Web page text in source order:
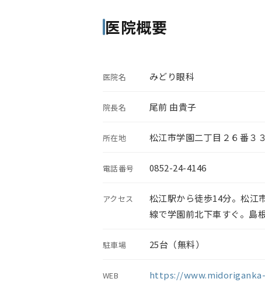
医院概要
医院名 みどり眼科
院長名 尾前 由貴子
所在地 松江市学園二丁目２６番３
電話番号 0852-24-4146
アクセス
松江駅から徒歩14分。松江
線で学園前北下車すぐ。島
駐車場 25台（無料）
WEB https://